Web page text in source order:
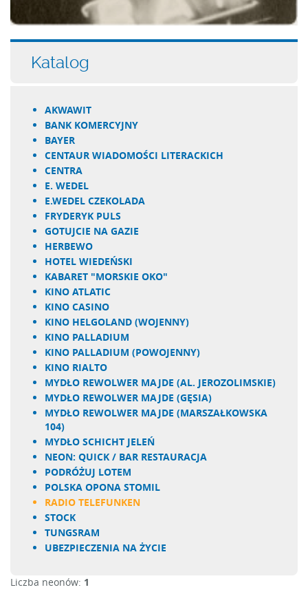
Katalog
AKWAWIT
BANK KOMERCYJNY
BAYER
CENTAUR WIADOMOŚCI LITERACKICH
CENTRA
E. WEDEL
E.WEDEL CZEKOLADA
FRYDERYK PULS
GOTUJCIE NA GAZIE
HERBEWO
HOTEL WIEDEŃSKI
KABARET "MORSKIE OKO"
KINO ATLATIC
KINO CASINO
KINO HELGOLAND (WOJENNY)
KINO PALLADIUM
KINO PALLADIUM (POWOJENNY)
KINO RIALTO
MYDŁO REWOLWER MAJDE (AL. JEROZOLIMSKIE)
MYDŁO REWOLWER MAJDE (GĘSIA)
MYDŁO REWOLWER MAJDE (MARSZAŁKOWSKA
104)
MYDŁO SCHICHT JELEŃ
NEON: QUICK / BAR RESTAURACJA
PODRÓŻUJ LOTEM
POLSKA OPONA STOMIL
RADIO TELEFUNKEN
STOCK
TUNGSRAM
UBEZPIECZENIA NA ŻYCIE
Liczba neonów: 1